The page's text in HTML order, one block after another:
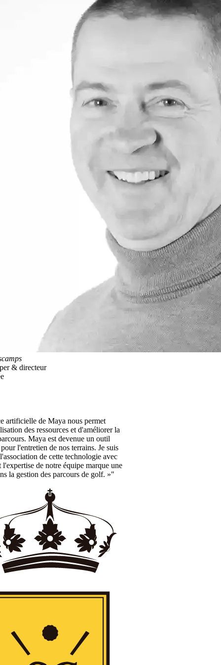
& directeur
artificielle de Maya nous permet
des ressources et d'améliorer la
Maya est devenue un outil
l'entretien de nos terrains. Je suis
de cette technologie avec
l'expertise de notre équipe marque une
la gestion des parcours de golf. »"